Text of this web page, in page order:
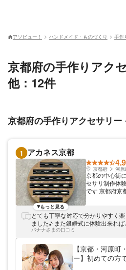
アソビュー！ ハンドメイド・ものづくり 手作
京都府の手作りアク
他：12件
京都府の手作りアクセサリ
1 アカネス京都
4.9
京都府 河
京都の中心街
セサリ制作体
です 京都府京
ております！
みなさん大歓
テージ感があ
ます。ぜひお
もっと見る
とても丁寧な対応で分かりやすく
ました♪ また銀婚式に体験出来れば
バナナさまの口コミ
【京都・河原町
ー】初めての方